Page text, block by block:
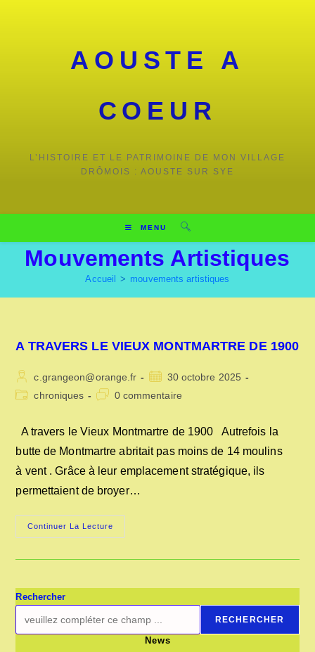
AOUSTE A
COEUR
L’HISTOIRE ET LE PATRIMOINE DE MON VILLAGE
DRÔMOIS : AOUSTE SUR SYE
MENU
Mouvements Artistiques
Accueil > mouvements artistiques
A TRAVERS LE VIEUX MONTMARTRE DE 1900
Auteur/autrice
de
c.grangeon@orange.fr
Publication
publiée :
30 octobre 2025
Postchroniques
Commentaires
publication :
0 commentaire
A travers le Vieux Montmartre de 1900 Autrefois la
butte de Montmartre abritait pas moins de 14 moulins
à vent . Grâce à leur emplacement stratégique, ils
permettaient de broyer…
Continuer La Lecture
TRAVERS
1900
Rechercher
RECHERCHER
News